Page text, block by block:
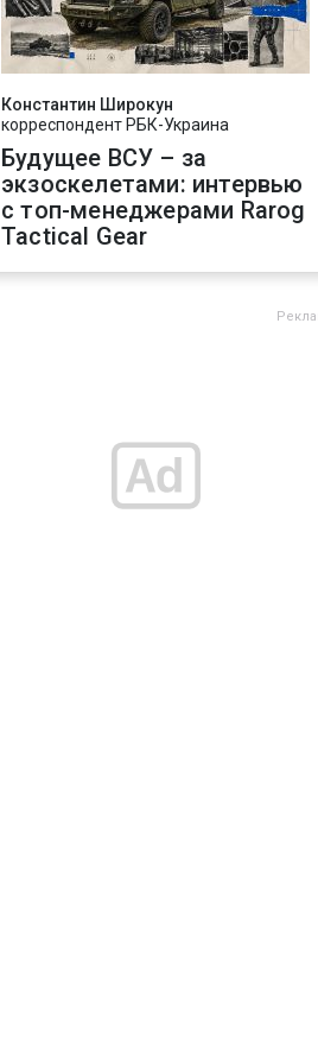
Константин Широкун
корреспондент РБК-Украина
Будущее ВСУ – за
экзоскелетами: интервью
с топ-менеджерами Rarog
Tactical Gear